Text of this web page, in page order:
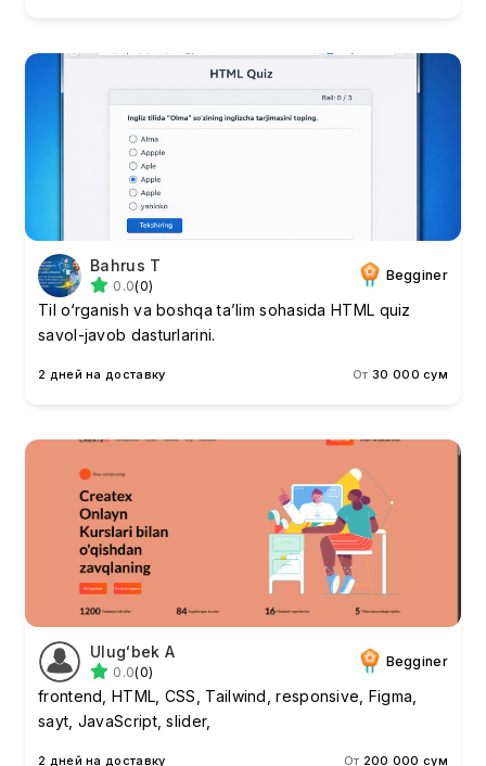
Bahrus T
0.0(0)
Begginer
Til o‘rganish va boshqa ta’lim sohasida HTML quiz
savol-javob dasturlarini.
2 дней на доставку От 30 000 сум
Ulugʻbek A
0.0(0)
Begginer
frontend, HTML, CSS, Tailwind, responsive, Figma,
sayt, JavaScript, slider,
2 дней на доставку От 200 000 сум